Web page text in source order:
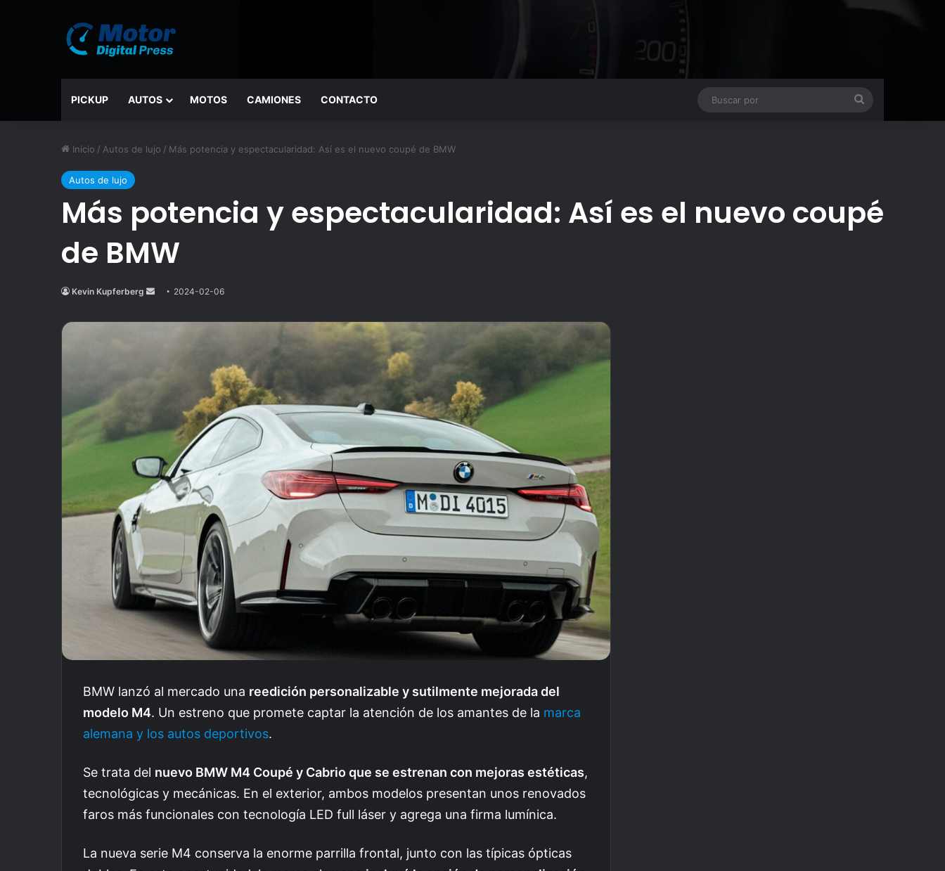
PICKUP AUTOS MOTOS CAMIONES CONTACTO
Inicio / Autos de lujo / Más potencia y espectacularidad: Así es el nuevo coupé de BMW
Autos de lujo
Más potencia y espectacularidad: Así es el nuevo coupé
de BMW
Kevin Kupferberg
Send
email
2024-02-06
BMW lanzó al mercado una reedición personalizable y sutilmente mejorada del
modelo M4. Un estreno que promete captar la atención de los amantes de la marca
alemana y los autos deportivos.
Se trata del nuevo BMW M4 Coupé y Cabrio que se estrenan con mejoras estéticas,
tecnológicas y mecánicas. En el exterior, ambos modelos presentan unos renovados
faros más funcionales con tecnología LED full láser y agrega una firma lumínica.
La nueva serie M4 conserva la enorme parrilla frontal, junto con las típicas ópticas